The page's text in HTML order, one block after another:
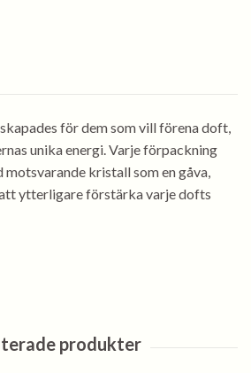
för dem som vill förena doft,
unika energi. Varje förpackning
motsvarande kristall som en gåva,
ytterligare förstärka varje dofts